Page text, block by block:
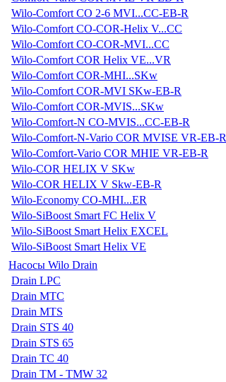
Wilo-Comfort CO 2-6 MVI...CC-EB-R
Wilo-Comfort CO-COR-Helix V...CC
Wilo-Comfort CO-COR-MVI...CC
Wilo-Comfort COR Helix VE...VR
Wilo-Comfort COR-MHI...SKw
Wilo-Comfort COR-MVI SKw-EB-R
Wilo-Comfort COR-MVIS...SKw
Wilo-Comfort-N CO-MVIS...CC-EB-R
Wilo-Comfort-N-Vario COR MVISE VR-EB-R
Wilo-Comfort-Vario COR MHIE VR-EB-R
Wilo-COR HELIX V SKw
Wilo-COR HELIX V Skw-EB-R
Wilo-Economy CO-MHI...ER
Wilo-SiBoost Smart FC Helix V
Wilo-SiBoost Smart Helix EXCEL
Wilo-SiBoost Smart Helix VE
Насосы Wilo Drain
Drain LPC
Drain MTC
Drain MTS
Drain STS 40
Drain STS 65
Drain TC 40
Drain TM - TMW 32